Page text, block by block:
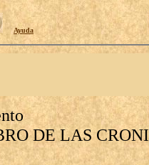
Ayuda
DE LAS